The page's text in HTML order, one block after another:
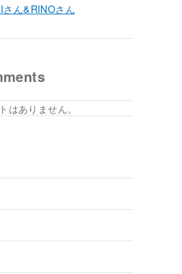
ん&RINOさん
はありません。